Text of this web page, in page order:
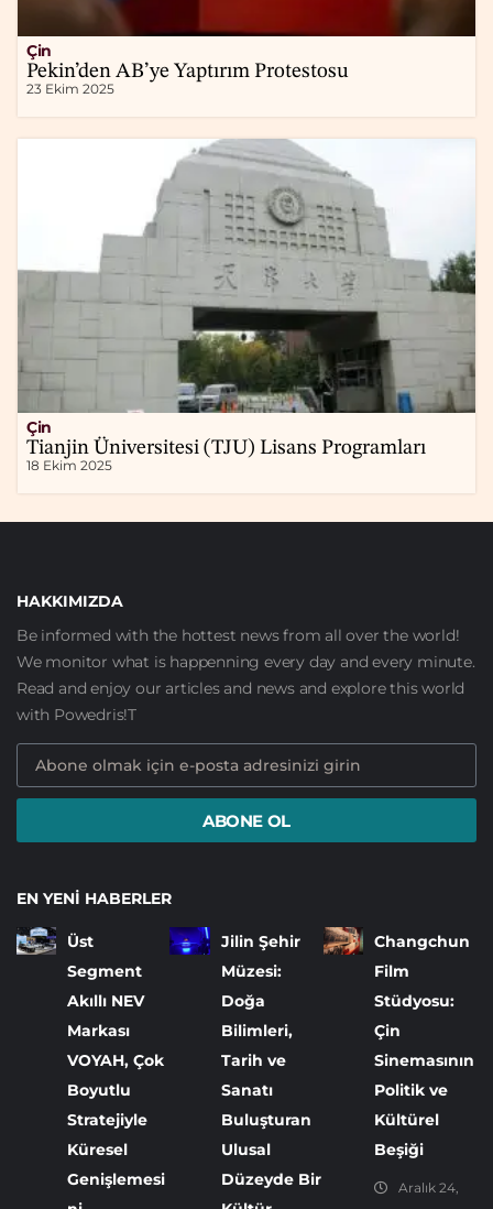
Çin
Pekin’den AB’ye Yaptırım Protestosu
23 Ekim 2025
Çin
Tianjin Üniversitesi (TJU) Lisans Programları
18 Ekim 2025
HAKKIMIZDA
Be informed with the hottest news from all over the world!
We monitor what is happenning every day and every minute.
Read and enjoy our articles and news and explore this world
with Powedris!T
ABONE OL
EN YENI HABERLER
Üst
Segment
Akıllı NEV
Markası
VOYAH, Çok
Boyutlu
Stratejiyle
Küresel
Genişlemesi
Jilin Şehir
Müzesi:
Doğa
Bilimleri,
Tarih ve
Sanatı
Buluşturan
Ulusal
Düzeyde Bir
Changchun
Film
Stüdyosu:
Çin
Sinemasının
Politik ve
Kültürel
Beşiği
Aralık 24,